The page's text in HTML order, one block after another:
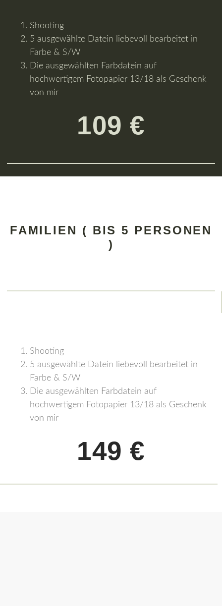
Shooting
5 ausgewählte Datein liebevoll bearbeitet in
Farbe & S/W
Die ausgewählten Farbdatein auf
hochwertigem Fotopapier 13/18 als Geschenk
von mir
109 €
FAMILIEN ( BIS 5 PERSONEN
)
Shooting
5 ausgewählte Datein liebevoll bearbeitet in
Farbe & S/W
Die ausgewählten Farbdatein auf
hochwertigem Fotopapier 13/18 als Geschenk
von mir
149 €